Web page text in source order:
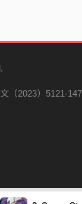
（2023）5121-